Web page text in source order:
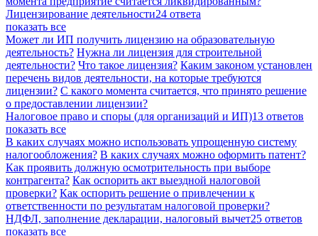
Лицензирование деятельности24 ответа
показать все
Может ли ИП получить лицензию на образовательную
деятельность? Нужна ли лицензия для строительной
деятельности? Что такое лицензия? Каким законом установлен
перечень видов деятельности, на которые требуются
лицензии? С какого момента считается, что принято решение
о предоставлении лицензии?
Налоговое право и споры (для организаций и ИП)13 ответов
показать все
В каких случаях можно использовать упрощенную систему
налогообложения? В каких случаях можно оформить патент?
Как проявить должную осмотрительность при выборе
контрагента? Как оспорить акт выездной налоговой
проверки? Как оспорить решение о привлечении к
ответственности по результатам налоговой проверки?
НДФЛ, заполнение декларации, налоговый вычет25 ответов
показать все